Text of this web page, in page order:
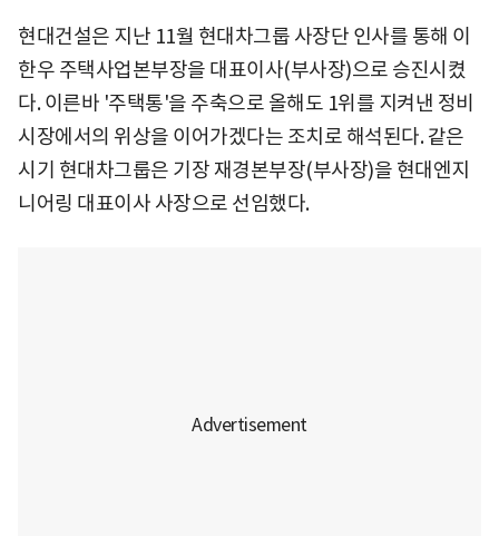
현대건설은 지난 11월 현대차그룹 사장단 인사를 통해 이
한우 주택사업본부장을 대표이사(부사장)으로 승진시켰
다. 이른바 '주택통'을 주축으로 올해도 1위를 지켜낸 정비
시장에서의 위상을 이어가겠다는 조치로 해석된다. 같은
시기 현대차그룹은 기장 재경본부장(부사장)을 현대엔지
니어링 대표이사 사장으로 선임했다.